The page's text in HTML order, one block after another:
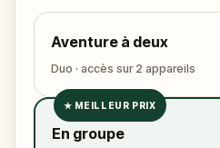
Aventure à deux
Duo · accès sur 2 appareils
✓
✓
★ MEILLEUR PRIX
En groupe